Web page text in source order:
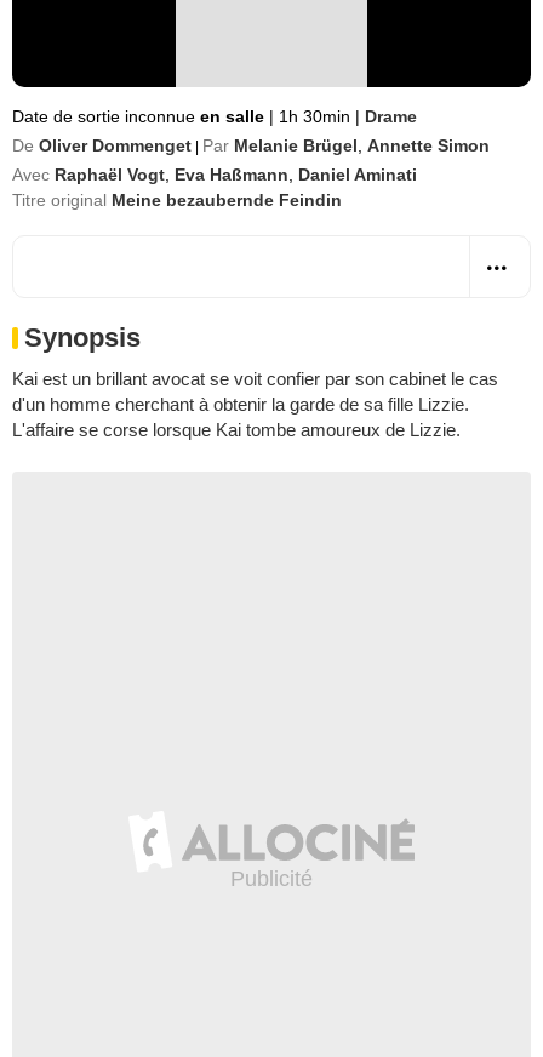
Date de sortie inconnue en salle | 1h 30min | Drame
De Oliver Dommenget Par Melanie Brügel Annette Simon
Avec Raphaёl Vogt Eva Haßmann
Daniel Aminati
Titre original Meine bezaubernde Feindin
Synopsis
Kai est un brillant avocat se voit confier par son cabinet le cas
d'un homme cherchant à obtenir la garde de sa fille Lizzie.
L'affaire se corse lorsque Kai tombe amoureux de Lizzie.